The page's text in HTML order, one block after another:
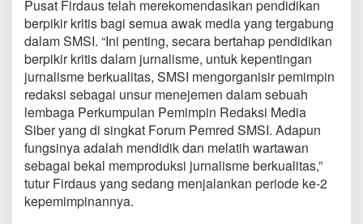
Pusat Firdaus telah merekomendasikan pendidikan
berpikir kritis bagi semua awak media yang tergabung
dalam SMSI. “Ini penting, secara bertahap pendidikan
berpikir kritis dalam jurnalisme, untuk kepentingan
jurnalisme berkualitas, SMSI mengorganisir pemimpin
redaksi sebagai unsur menejemen dalam sebuah
lembaga Perkumpulan Pemimpin Redaksi Media
Siber yang di singkat Forum Pemred SMSI. Adapun
fungsinya adalah mendidik dan melatih wartawan
sebagai bekal memproduksi jurnalisme berkualitas,”
tutur Firdaus yang sedang menjalankan periode ke-2
kepemimpinannya.